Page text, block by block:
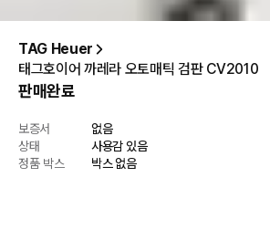
TAG Heuer
태그호이어 까레라 오토매틱 검판 CV2010
판매완료
보증서
없음
상태
사용감 있음
정품 박스
박스 없음